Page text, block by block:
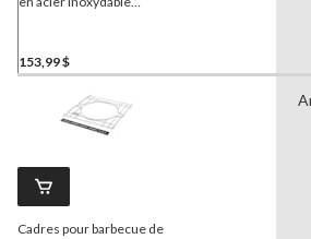
Spirit
153,99 $
Cadres pour barbecue de